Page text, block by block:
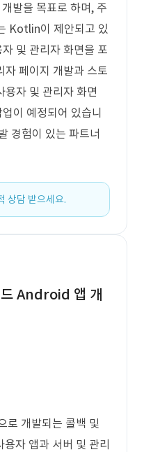
발을 목표로 하며, 주
Kotlin이 제안되고 있
및 관리자 화면을 포
자 페이지 개발과 스토
용자 및 관리자 화면
이 예정되어 있습니
경험이 있는 파트너
상담 받으세요.
드 Android 앱 개
로 개발되는 콜백 및
자 앱과 서버 및 관리